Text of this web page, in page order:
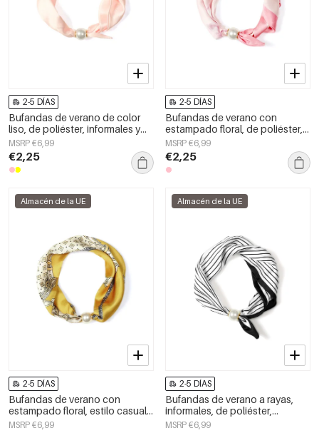
2-5 DÍAS
Bufandas de verano de color
liso, de poliéster, informales y
para uso diario.
MSRP €6,99
€2,25
2-5 DÍAS
Bufandas de verano con
estampado floral, de poliéster,
informales y para uso diario.
MSRP €6,99
€2,25
Almacén de la UE
2-5 DÍAS
Bufandas de verano con
estampado floral, estilo casual,
de poliéster, accesorios para el
MSRP €6,99
Almacén de la UE
2-5 DÍAS
Bufandas de verano a rayas,
informales, de poliéster,
accesorios para el día a día.
MSRP €6,99